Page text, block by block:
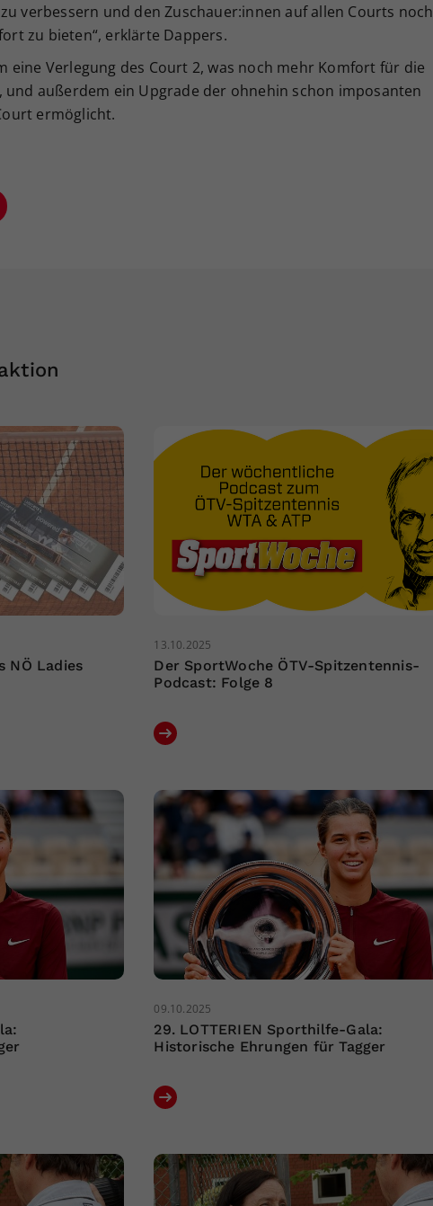
verbessern und den Zuschauer:innen auf allen Courts noch
zu bieten“, erklärte Dappers.
eine Verlegung des Court 2, was noch mehr Komfort für die
außerdem ein Upgrade der ohnehin schon imposanten
ermöglicht.
NÖ Ladies
13.10.2025
Der SportWoche ÖTV-Spitzentennis-
Podcast: Folge 8
09.10.2025
29. LOTTERIEN Sporthilfe-Gala:
Historische Ehrungen für Tagger